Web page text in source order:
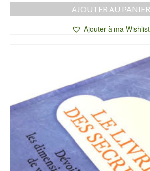
AJOUTER AU PANIER
Ajouter à ma Wishlist